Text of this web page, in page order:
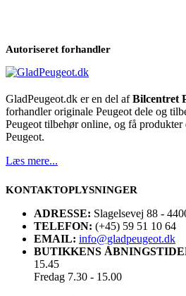
Autoriseret forhandler
GladPeugeot.dk er en del afBilcentret
forhandler originale Peugeot dele og
Peugeot tilbehør online, og få produkter
Peugeot.
Læs mere...
KONTAKTOPLYSNINGER
ADRESSE: Slagelsevej 88 -
TELEFON: (+45) 59 51 10 64
EMAIL: info@gladpeugeot.dk
BUTIKKENS
15.45
Fredag 7.30 - 15.00